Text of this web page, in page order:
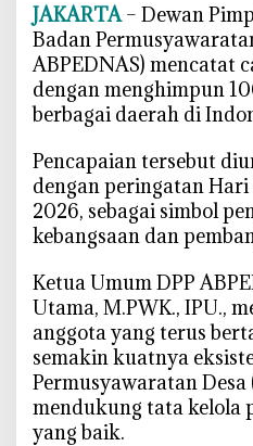
r
k
u
a
t
e
r
a
n
P
D
u
u
k
‎JAKARTA– Dewan
Badan
ABPEDNAS) mencatat
dengan menghimpun
berbagai daerah di
‎Pencapaian tersebut
dengan peringatan Hari
2026, sebagai simbol
kebangsaan dan
‎Ketua Umum DPP
Utama, M.PWK., IPU.,
anggota yang terus
semakin kuatnya
Permusyawaratan Desa
mendukung tata kelola
yang baik.